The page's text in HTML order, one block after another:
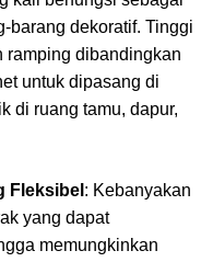
barang dekoratif. Tinggi
ramping dibandingkan
untuk dipasang di
di ruang tamu, dapur,
Fleksibel : Kebanyakan
yang dapat
memungkinkan